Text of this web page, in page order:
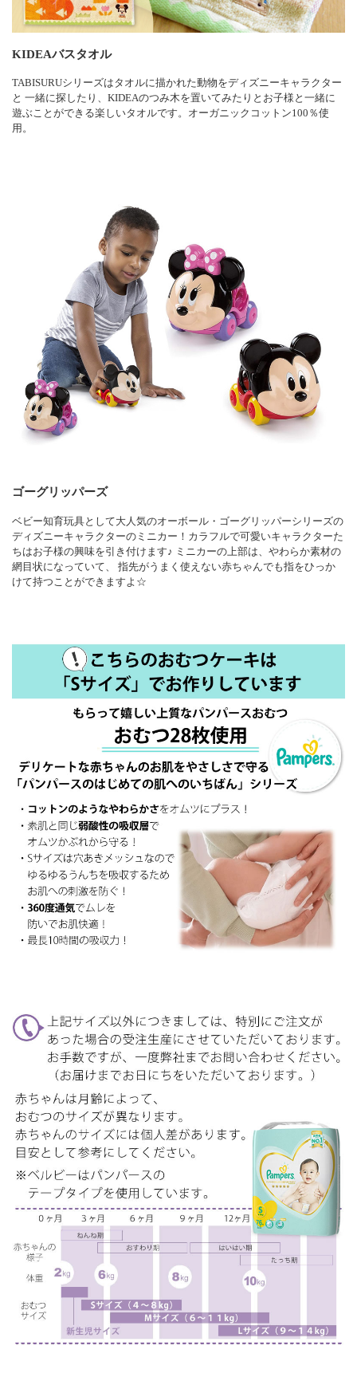
KIDEAバスタオル
TABISURUシリーズはタオルに描かれた動物をディズニーキャラクター
と 一緒に探したり、KIDEAのつみ木を置いてみたりとお子様と一緒に
遊ぶことができる楽しいタオルです。オーガニックコットン100％使
用。
ゴーグリッパーズ
ベビー知育玩具として大人気のオーボール・ゴーグリッパーシリーズの
ディズニーキャラクターのミニカー！カラフルで可愛いキャラクターた
ちはお子様の興味を引き付けます♪ ミニカーの上部は、やわらか素材の
網目状になっていて、 指先がうまく使えない赤ちゃんでも指をひっか
けて持つことができますよ☆